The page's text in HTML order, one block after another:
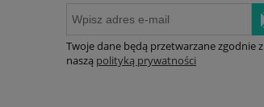
Twoje dane będą przetwarzane zgodnie z
naszą polityką prywatności